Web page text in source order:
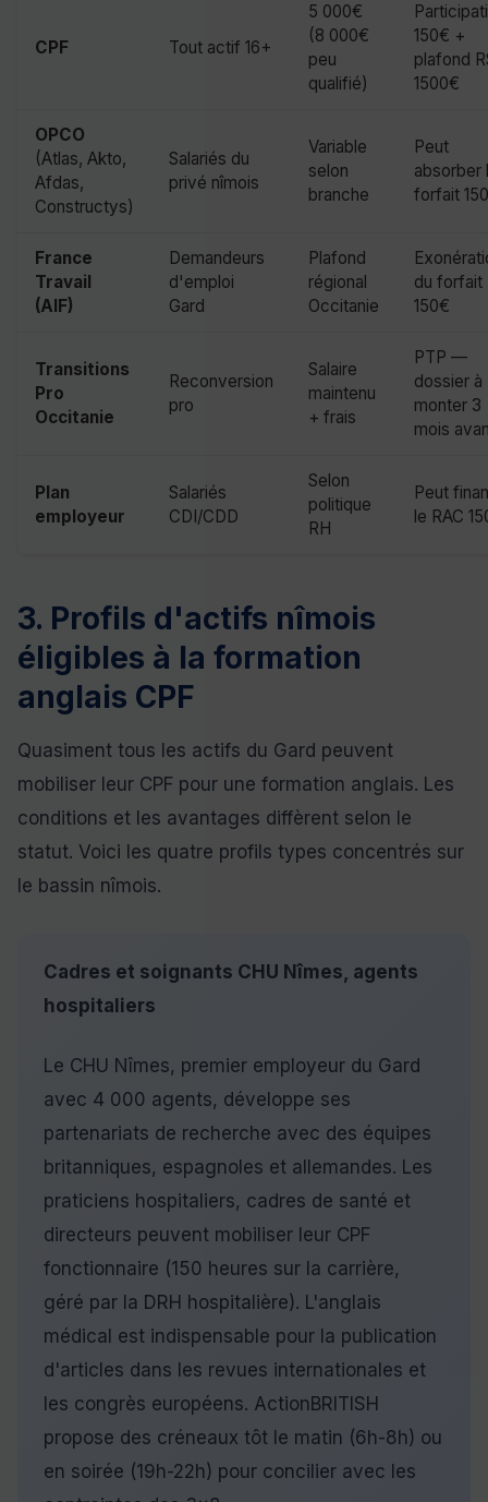
CPF Tout actif 16+
5 000€
(8 000€
peu
qualifié)
150€ +
plafond
1500€
OPCO
(Atlas, Akto,
Afdas,
Constructys)
Salariés du
privé nîmois
Variable
selon
branche
Peut
absorber
forfait
France
Travail
(AIF)
Demandeurs
d'emploi
Gard
Plafond
régional
Occitanie
du forfait
150€
Transitions
Pro
Occitanie
Reconversion
pro
Salaire
maintenu
+ frais
PTP —
dossier à
monter 3
mois
Plan
employeur
Salariés
CDI/CDD
Selon
politique
RH
Peut
le RAC
3. Profils d'actifs nîmois
éligibles à la formation
anglais CPF
Quasiment tous les actifs du Gard peuvent
mobiliser leur CPF pour une formation anglais. Les
conditions et les avantages diffèrent selon le
statut. Voici les quatre profils types concentrés sur
le bassin nîmois.
Cadres et soignants CHU Nîmes, agents
hospitaliers
Le CHU Nîmes, premier employeur du Gard
avec 4 000 agents, développe ses
partenariats de recherche avec des équipes
britanniques, espagnoles et allemandes. Les
praticiens hospitaliers, cadres de santé et
directeurs peuvent mobiliser leur CPF
fonctionnaire (150 heures sur la carrière,
géré par la DRH hospitalière). L'anglais
médical est indispensable pour la publication
d'articles dans les revues internationales et
les congrès européens. ActionBRITISH
propose des créneaux tôt le matin (6h-8h) ou
en soirée (19h-22h) pour concilier avec les